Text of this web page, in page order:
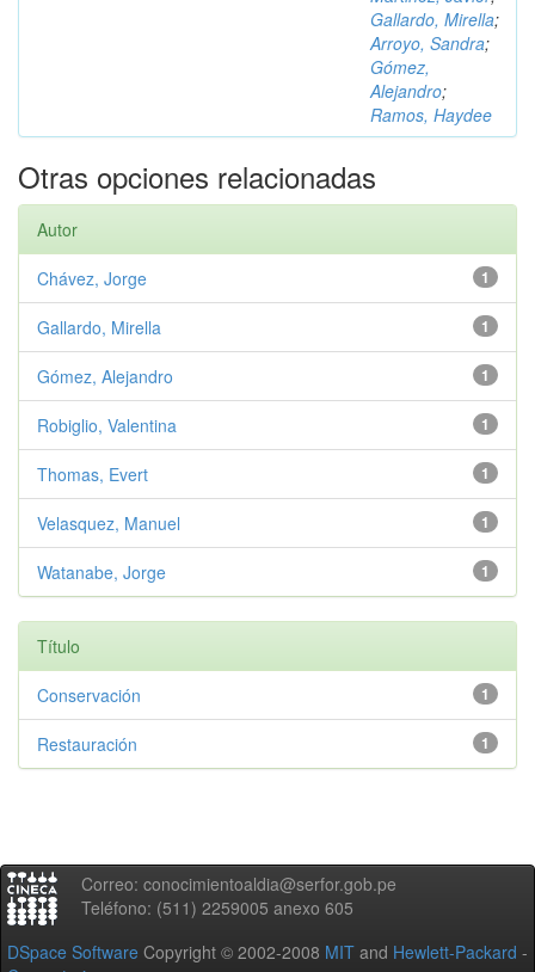
Gallardo, Mirella;
Arroyo, Sandra;
Gómez,
Alejandro;
Ramos, Haydee
Otras opciones relacionadas
Autor
1
Chávez, Jorge
1
Gallardo, Mirella
1
Gómez, Alejandro
1
Robiglio, Valentina
1
Thomas, Evert
1
Velasquez, Manuel
1
Watanabe, Jorge
Título
1
Conservación
1
Restauración
Correo: conocimientoaldia@serfor.gob.pe
Teléfono: (511) 2259005 anexo 605
DSpace Software Copyright © 2002-2008 MIT and Hewlett-Packard -